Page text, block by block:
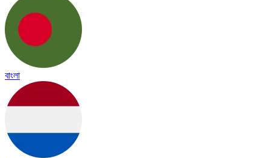
বাংলা